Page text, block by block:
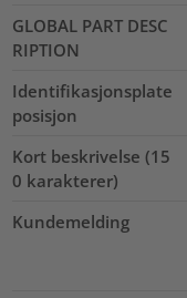
GLOBAL PART DESC
RIPTION
Identifikasjonsplate
posisjon
Kort beskrivelse (15
0 karakterer)
Kundemelding